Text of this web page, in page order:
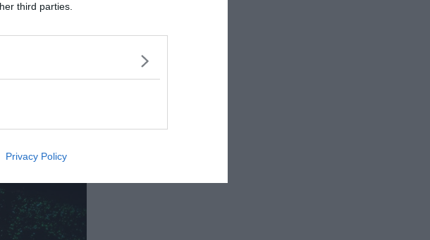
third parties.
Privacy Policy